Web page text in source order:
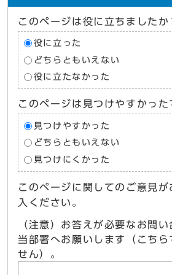
このページは役に立ちましたか
役に立った
どちらともいえない
役に立たなかった
このページは見つけやすかった
見つけやすかった
どちらともいえない
見つけにくかった
このページに関してのご意見
入ください。
（注意）お答えが必要なお問
当部署へお願いします（こち
せん）。